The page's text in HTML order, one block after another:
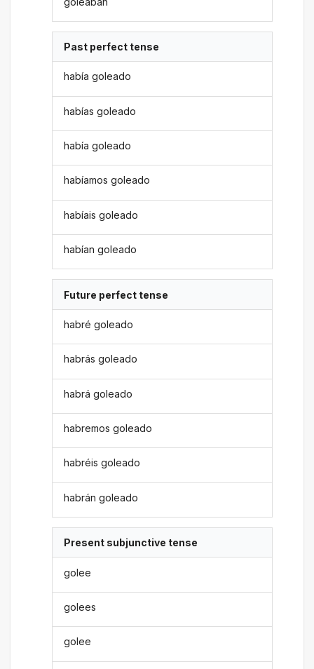
Past perfect tense
había goleado
habías goleado
había goleado
habíamos goleado
habíais goleado
habían goleado
Future perfect tense
habré goleado
habrás goleado
habrá goleado
habremos goleado
habréis goleado
habrán goleado
Present subjunctive tense
golee
golees
golee